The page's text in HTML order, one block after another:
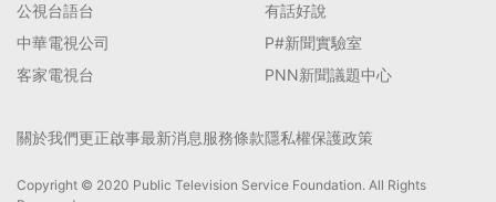
公視台語台
中華電視公司
客家電視台
有話好說
P#新聞實驗室
PNN新聞議題中心
關於我們更正啟事最新消息服務條款隱私權保護政策
Copyright © 2020 Public Television Service Foundation. All Rights